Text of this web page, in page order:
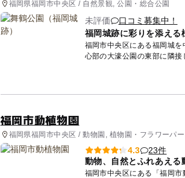
福岡県福岡市中央区 / 自然景観, 公園・総合公園
未評価
口コミ募集中！
福岡城跡に彩りを添える
福岡市中央区にある福岡城
心部の大濠公園の東部に隣
福岡市動植物園
福岡県福岡市中央区 / 動物園, 植物園・フラワーパー
4.3
23件
動物、自然とふれあえる
福岡市中央区にある「福岡